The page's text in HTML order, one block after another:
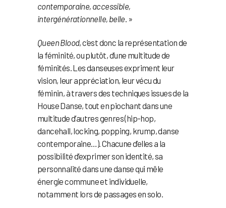
contemporaine, accessible,
intergénérationnelle, belle . »
Queen Blood, c’est donc la représentation de
la féminité, ou plutôt, d’une multitude de
féminités. Les danseuses expriment leur
vision, leur appréciation, leur vécu du
féminin, à travers des techniques issues de la
House Danse, tout en piochant dans une
multitude d’autres genres (hip-hop,
dancehall, locking, popping, krump, danse
contemporaine…). Chacune d’elles a la
possibilité d’exprimer son identité, sa
personnalité dans une danse qui mêle
énergie commune et individuelle,
notamment lors de passages en solo.